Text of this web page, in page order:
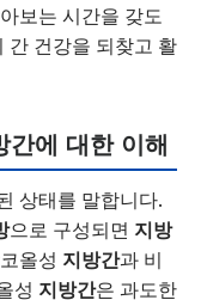
보는 시간을 갖도
간 건강을 되찾고 활
간에 대한 이해
상태를 말합니다.
으로 구성되면 지방
올성 지방간과 비
성 지방간은 과도한